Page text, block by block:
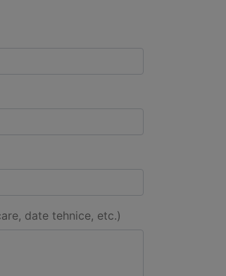
date tehnice, etc.)